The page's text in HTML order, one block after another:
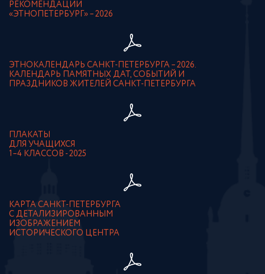
РЕКОМЕНДАЦИИ
«ЭТНОПЕТЕРБУРГ» – 2026
ЭТНОКАЛЕНДАРЬ САНКТ-ПЕТЕРБУРГА – 2026.
КАЛЕНДАРЬ ПАМЯТНЫХ ДАТ, СОБЫТИЙ И
ПРАЗДНИКОВ ЖИТЕЛЕЙ САНКТ-ПЕТЕРБУРГА
ПЛАКАТЫ
ДЛЯ УЧАЩИХСЯ
1–4 КЛАССОВ - 2025
КАРТА САНКТ-ПЕТЕРБУРГА
С ДЕТАЛИЗИРОВАННЫМ
ИЗОБРАЖЕНИЕМ
ИСТОРИЧЕСКОГО ЦЕНТРА